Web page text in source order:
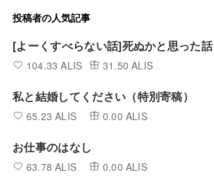
投稿者の人気記事
[よーくすべらない話]死ぬかと思った話
104.33 ALIS 31.50 ALIS
私と結婚してください（特別寄稿）
65.23 ALIS 0.00 ALIS
お仕事のはなし
63.78 ALIS 0.00 ALIS